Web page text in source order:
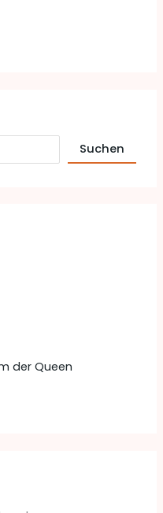
Suchen
der Queen